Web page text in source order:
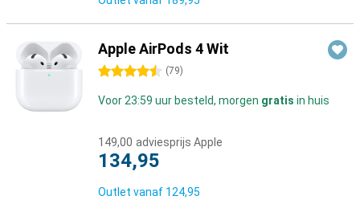
Apple AirPods 4 Wit
4.5 sterren (79)
Voor 23:59 uur besteld, morgen gratis in huis
149,00 adviesprijs Apple
134,95
Outlet vanaf 124,95